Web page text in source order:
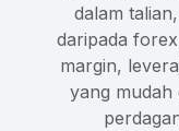
dalam
daripada
margin,
yang mudah